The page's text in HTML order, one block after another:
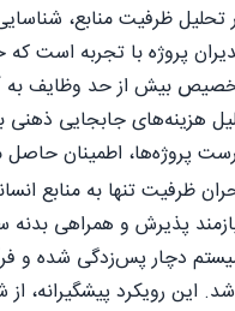
تحلیل ظرفیت منابع،
پروژه با تجربه است که
بیش از حد وظایف به
هزینه‌های جابجایی ذهنی
پروژه‌ها، اطمینان حاصل
ظرفیت تنها به منابع
پذیرش و همراهی
دچار پس‌زدگی شده و
این رویکرد پیشگیرانه،